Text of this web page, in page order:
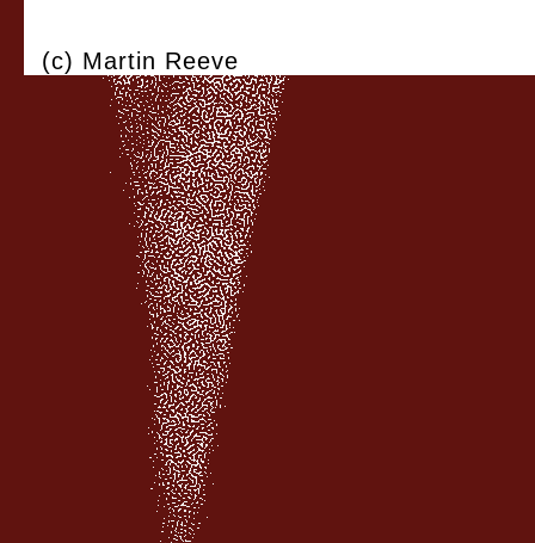
(c) Martin Reeve